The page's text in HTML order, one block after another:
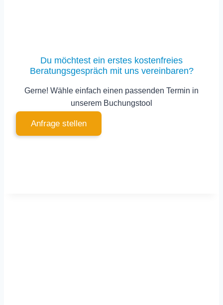
Du möchtest ein erstes kostenfreies
Beratungsgespräch mit uns vereinbaren?
Gerne! Wähle einfach einen passenden Termin in
unserem Buchungstool
Anfrage stellen